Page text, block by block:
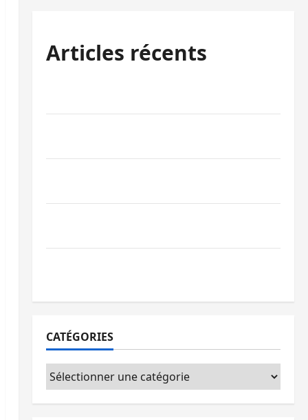
Articles récents
CATÉGORIES
Catégories